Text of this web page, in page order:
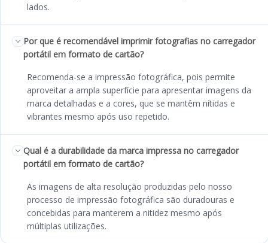
lados.
Por que é recomendável imprimir fotografias no carregador
portátil em formato de cartão?
Recomenda-se a impressão fotográfica, pois permite
aproveitar a ampla superfície para apresentar imagens da
marca detalhadas e a cores, que se mantêm nítidas e
vibrantes mesmo após uso repetido.
Qual é a durabilidade da marca impressa no carregador
portátil em formato de cartão?
As imagens de alta resolução produzidas pelo nosso
processo de impressão fotográfica são duradouras e
concebidas para manterem a nitidez mesmo após
múltiplas utilizações.